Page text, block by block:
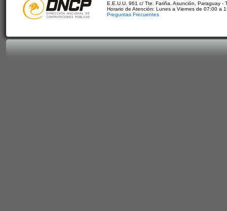
E.E.U.U. 961 c/ Tte. Fariña. Asunción, Paraguay -
Horario de Atención: Lunes a Viernes de 07:00 a
Preguntas Frecuentes